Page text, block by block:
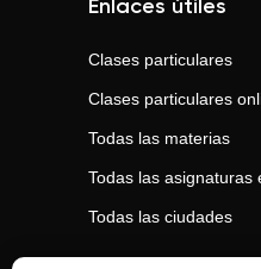
Enlaces útiles
Clases particulares
Clases particulares
Todas las materias
Todas las asignaturas
Todas las ciudades